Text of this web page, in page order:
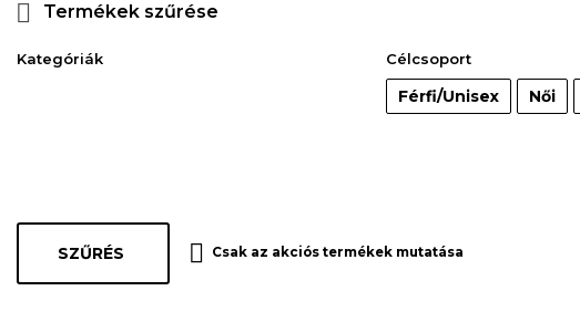
Termékek szűrése
Kategóriák Célcsoport
Férfi/Unisex Női
SZŰRÉS Csak az akciós termékek mutatása